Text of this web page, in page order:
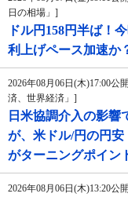
日の相場」]
ドル円158円半ば！
利上げペース加速か
2026年08月06日(木)17:00
済、世界経済」]
日米協調介入の影響
が、米ドル/円の円
がターニングポイン
2026年08月06日(木)13:20